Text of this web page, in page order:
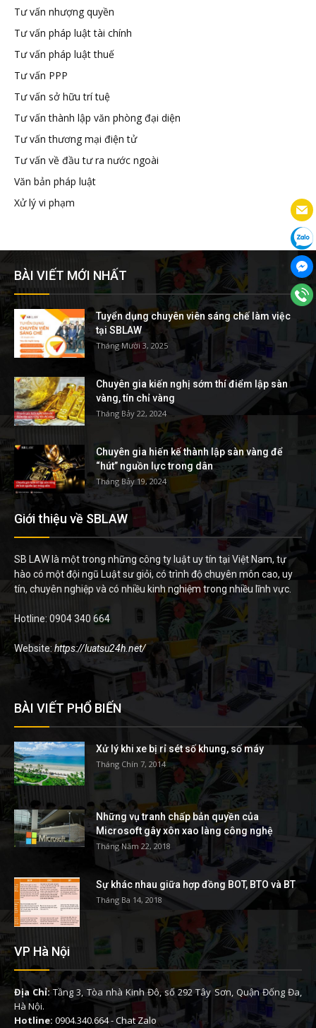
Tư vấn nhượng quyền
Tư vấn pháp luật tài chính
Tư vấn pháp luật thuế
Tư vấn PPP
Tư vấn sở hữu trí tuệ
Tư vấn thành lập văn phòng đại diện
Tư vấn thương mại điện tử
Tư vấn về đầu tư ra nước ngoài
Văn bản pháp luật
Xử lý vi phạm
BÀI VIẾT MỚI NHẤT
Tuyển dụng chuyên viên sáng chế làm việc
tại SBLAW
Tháng Mười 3, 2025
Chuyên gia kiến nghị sớm thí điểm lập sàn
vàng, tín chỉ vàng
Tháng Bảy 22, 2024
Chuyên gia hiến kế thành lập sàn vàng để
“hút” nguồn lực trong dân
Tháng Bảy 19, 2024
Giới thiệu về SBLAW
SB LAW là một trong những công ty luật uy tín tại Việt Nam, tự
hào có một đội ngũ Luật sư giỏi, có trình độ chuyên môn cao, uy
tín, chuyên nghiệp và có nhiều kinh nghiệm trong nhiều lĩnh vực.
Hotline: 0904 340 664
Website: https://luatsu24h.net/
BÀI VIẾT PHỔ BIẾN
Xử lý khi xe bị rỉ sét số khung, số máy
Tháng Chín 7, 2014
Những vụ tranh chấp bản quyền của
Microsoft gây xôn xao làng công nghệ
Tháng Năm 22, 2018
Sự khác nhau giữa hợp đồng BOT, BTO và BT
Tháng Ba 14, 2018
VP Hà Nội
Địa Chỉ: Tầng 3, Tòa nhà Kinh Đô, số 292 Tây Sơn, Quận Đống Đa,
Hà Nội.
Hotline: 0904.340.664-Chat Zalo